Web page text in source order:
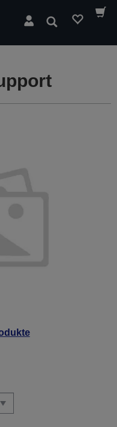
Suchen